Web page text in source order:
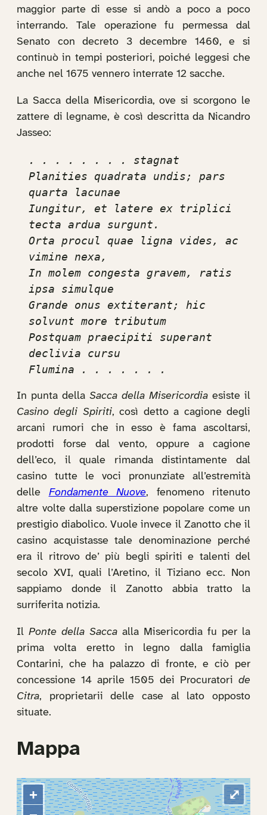
maggior parte di esse si andò a poco a poco
interrando. Tale operazione fu permessa dal
Senato con decreto 3 decembre 1460, e si
continuò in tempi posteriori, poiché leggesi che
anche nel 1675 vennero interrate 12 sacche.
La Sacca della Misericordia, ove si scorgono le
zattere di legname, è così descritta da Nicandro
Jasseo:
. . . . . . . . stagnat
Planities quadrata undis; pars
quarta lacunae
Iungitur, et latere ex triplici
tecta ardua surgunt.
Orta procul quae ligna vides, ac
vimine nexa,
In molem congesta gravem, ratis
ipsa simulque
Grande onus extiterant; hic
solvunt more tributum
Postquam praecipiti superant
declivia cursu
Flumina . . . . . . .
In punta della Sacca della Misericordia esiste il
Casino degli Spiriti, così detto a cagione degli
arcani rumori che in esso è fama ascoltarsi,
prodotti forse dal vento, oppure a cagione
dell’eco, il quale rimanda distintamente dal
casino tutte le voci pronunziate all’estremità
delle Fondamente Nuove, fenomeno ritenuto
altre volte dalla superstizione popolare come un
prestigio diabolico. Vuole invece il Zanotto che il
casino acquistasse tale denominazione perché
era il ritrovo de’ più begli spiriti e talenti del
secolo XVI, quali l’Aretino, il Tiziano ecc. Non
sappiamo donde il Zanotto abbia tratto la
surriferita notizia.
Il Ponte della Sacca alla Misericordia fu per la
prima volta eretto in legno dalla famiglia
Contarini, che ha palazzo di fronte, e ciò per
concessione 14 aprile 1505 dei Procuratori de
Citra, proprietarii delle case al lato opposto
situate.
Mappa